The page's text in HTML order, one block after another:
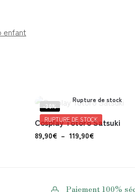
enfant
-30%
RUPTURE DE STOCK
Rupture de stock
Cosplay Totoro Satsuki
89,90€ – 119,90€
Paiement 100%